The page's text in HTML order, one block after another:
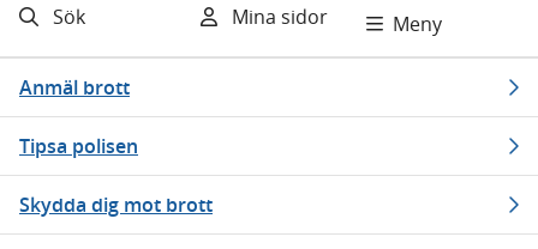
Sök Mina sidor Meny
Anmäl brott
Tipsa polisen
Skydda dig mot brott